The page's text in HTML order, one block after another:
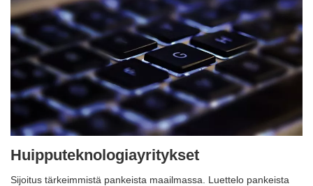
Huipputeknologiayritykset
Sijoitus tärkeimmistä pankeista maailmassa. Luettelo pankeista